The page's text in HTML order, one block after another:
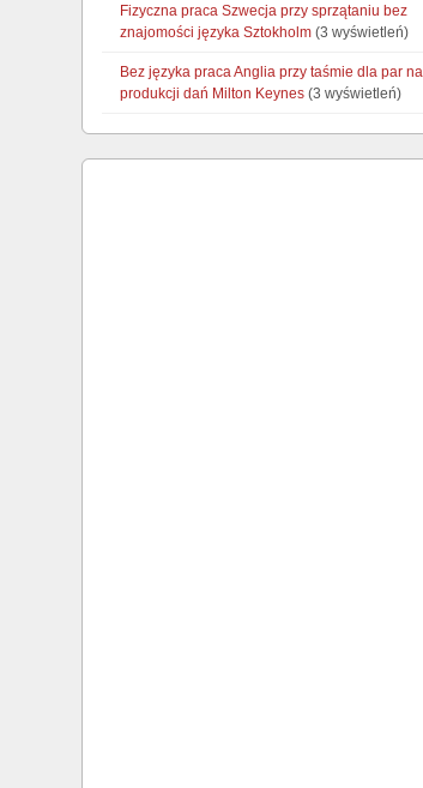
Fizyczna praca Szwecja przy sprzątaniu bez
znajomości języka Sztokholm (3 wyświetleń)
Bez języka praca Anglia przy taśmie dla par na
produkcji dań Milton Keynes (3 wyświetleń)